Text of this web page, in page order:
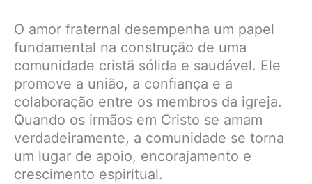
O amor fraternal desempenha um papel
fundamental na construção de uma
comunidade cristã sólida e saudável. Ele
promove a união, a confiança e a
colaboração entre os membros da igreja.
Quando os irmãos em Cristo se amam
verdadeiramente, a comunidade se torna
um lugar de apoio, encorajamento e
crescimento espiritual.